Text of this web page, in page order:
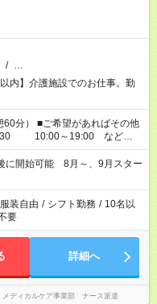
/ …
内】介護施設でのお仕事。勤
ればその他
10:00～19:00 など
できれば残業はしたくない」
をご紹介します！ ※Wワ
希望する勤務時間と、もう1つ
時間を超える場合は応募でき
に開始可能 8月～、9月スター
服装自由 / シフト勤務 / 10名以
要
詳細へ
ディカルケア事業部 ナース派遣